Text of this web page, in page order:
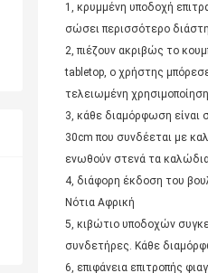
1, κρυμμένη υποδοχή
σώσει περισσότερο
2, πιέζουν ακριβώς το
tabletop, ο χρήστης
τελειωμένη
3, κάθε διαμόρφωση είναι
30cm που συνδέεται με
ενωθούν στενά τα
4, διάφορη έκδοση του
Νότια Αφρική
5, κιβώτιο υποδοχών
συνδετήρες. Κάθε
6, επιφάνεια επιτροπής